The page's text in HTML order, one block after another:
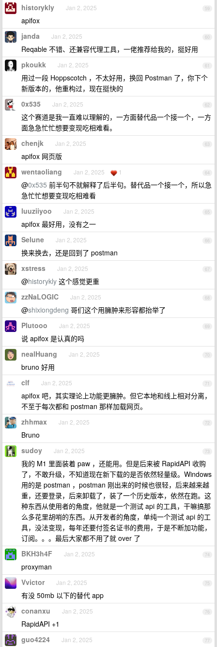
59
historykly Jan 2, 2025
apifox
60
janda Jan 2, 2025
Reqable 不错、还兼容代理工具，一佬推荐给我的，挺好用
61
pkoukk Jan 2, 2025
用过一段 Hoppscotch ，不太好用，换回 Postman 了，你下个
新版本的，他重构过，现在挺快的
62
0x535 Jan 2, 2025
这个赛道是我一直难以理解的，一方面替代品一个接一个，一方
面急急忙忙想要变现吃相难看。
63
chenjk Jan 2, 2025
apifox 网页版
64
wentaoliang Jan 2, 2025 1
@0x535 前半句不就解释了后半句。替代品一个接一个，所以急
急忙忙想要变现吃相难看
65
luuziiyoo Jan 2, 2025
apifox 最好用，没有之一
66
Selune Jan 2, 2025
换来换去，还是回到了 postman
67
xstress Jan 2, 2025
@historykly 这个感觉更重
68
zzNaLOGIC Jan 2, 2025
@shixiongdeng 哥们这个用臃肿来形容都抬举了
69
Plutooo Jan 2, 2025
说 apifox 是认真的吗
70
nealHuang Jan 2, 2025
bruno 好用
71
clf Jan 2, 2025
apifox 吧，其实理论上功能更臃肿。但它本地和线上相对分离，
不至于每次都和 postman 那样加载网页。
72
zhhmax Jan 2, 2025
Bruno
73
sudoy Jan 2, 2025
我的 M1 里面装着 paw ，还能用。但是后来被 RapidAPI 收购
了，不敢升级，不知道现在新下载的是否依然轻量级。Windows
用的是 postman ，postman 刚出来的时候也很轻，后来越来越
重，还要登录，后来卸载了，装了一个历史版本，依然在跑。这
种东西从使用者的角度，他就是一个测试 api 的工具，干嘛搞那
么多花里胡哨的东西。从开发者的角度，单纯一个测试 api 的工
具，没法变现，每年还要付签名证书的费用，于是不断加功能，
订阅。。。最后大家都不用了就 over 了
74
BKH3h4F Jan 2, 2025
proxyman
75
Vvictor Jan 2, 2025
有没 50mb 以下的替代 app
76
conanxu Jan 2, 2025
RapidAPI +1
77
guo4224 Jan 2, 2025